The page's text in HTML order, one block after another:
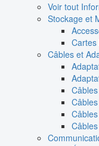
Voir tout
Stockage et
Câbles et